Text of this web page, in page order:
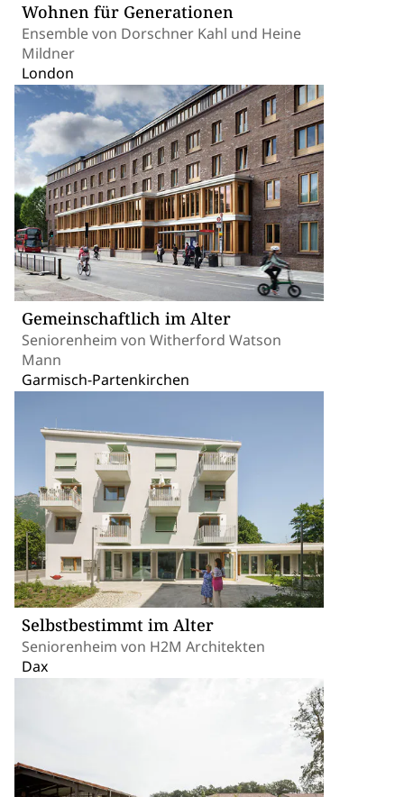
Wohnen für Generationen
Ensemble von Dorschner Kahl und Heine
Mildner
London
Gemeinschaftlich im Alter
Seniorenheim von Witherford Watson
Mann
Garmisch-Partenkirchen
Selbstbestimmt im Alter
Seniorenheim von H2M Architekten
Dax